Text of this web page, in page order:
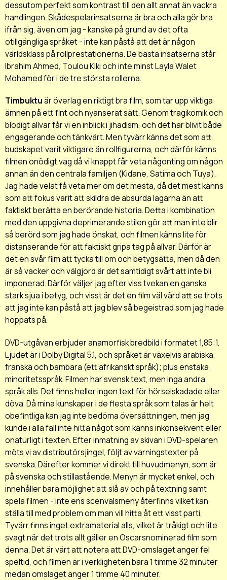
dessutom perfekt som kontrast till den allt annat än vackra
handlingen. Skådespelarinsatserna är bra och alla gör bra
ifrån sig, även om jag - kanske på grund av det ofta
otillgängliga språket - inte kan påstå att det är någon
världsklass på rollprestationerna. De bästa insatserna står
Ibrahim Ahmed, Toulou Kiki och inte minst Layla Walet
Mohamed för i de tre största rollerna.
Timbuktuär överlag en riktigt bra film, som tar upp viktiga
ämnen på ett fint och nyanserat sätt. Genom tragikomik och
blodigt allvar får vi en inblick i jihadism, och det har blivit både
engagerande och tänkvärt. Men tyvärr känns det som att
budskapet varit viktigare än rollfigurerna, och därför känns
filmen onödigt vag då vi knappt får veta någonting om någon
annan än den centrala familjen (Kidane, Satima och Tuya).
Jag hade velat få veta mer om det mesta, då det mest känns
som att fokus varit att skildra de absurda lagarna än att
faktiskt berätta en berörande historia. Detta i kombination
med den uppgivna deprimerande stilen gör att man inte blir
så berörd som jag hade önskat, och filmen känns lite för
distanserande för att faktiskt gripa tag på allvar. Därför är
det en svår film att tycka till om och betygsätta, men då den
är så vacker och välgjord är det samtidigt svårt att inte bli
imponerad. Därför väljer jag efter viss tvekan en ganska
stark sjua i betyg, och visst är det en film väl värd att se trots
att jag inte kan påstå att jag blev så begeistrad som jag hade
hoppats på.
DVD-utgåvan erbjuder anamorfisk bredbild i formatet 1,85:1.
Ljudet är i Dolby Digital 5.1, och språket är växelvis arabiska,
franska och bambara (ett afrikanskt språk); plus enstaka
minoritetsspråk. Filmen har svensk text, men inga andra
språk alls. Det finns heller ingen text för hörselskadade eller
döva. Då mina kunskaper i de flesta språk som talas är helt
obefintliga kan jag inte bedöma översättningen, men jag
kunde i alla fall inte hitta något som känns inkonsekvent eller
onaturligt i texten. Efter inmatning av skivan i DVD-spelaren
möts vi av distributörsjingel, följt av varningstexter på
svenska. Därefter kommer vi direkt till huvudmenyn, som är
på svenska och stillastående. Menyn är mycket enkel, och
innehåller bara möjlighet att slå av och på textning samt
spela filmen - inte ens scenvalsmeny återfinns vilket kan
ställa till med problem om man vill hitta åt ett visst parti.
Tyvärr finns inget extramaterial alls, vilket är tråkigt och lite
svagt när det trots allt gäller en Oscarsnominerad film som
denna. Det är värt att notera att DVD-omslaget anger fel
speltid, och filmen är i verkligheten bara 1 timme 32 minuter
medan omslaget anger 1 timme 40 minuter.